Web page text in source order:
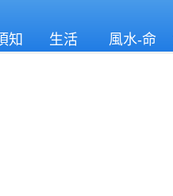
知 生活
風水-命